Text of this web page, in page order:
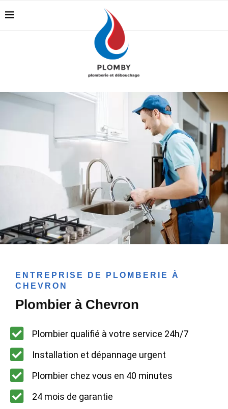
ENTREPRISE DE PLOMBERIE À
CHEVRON
Plombier à Chevron
Plombier qualifié à votre service 24h/7
Installation et dépannage urgent
Plombier chez vous en 40 minutes
24 mois de garantie